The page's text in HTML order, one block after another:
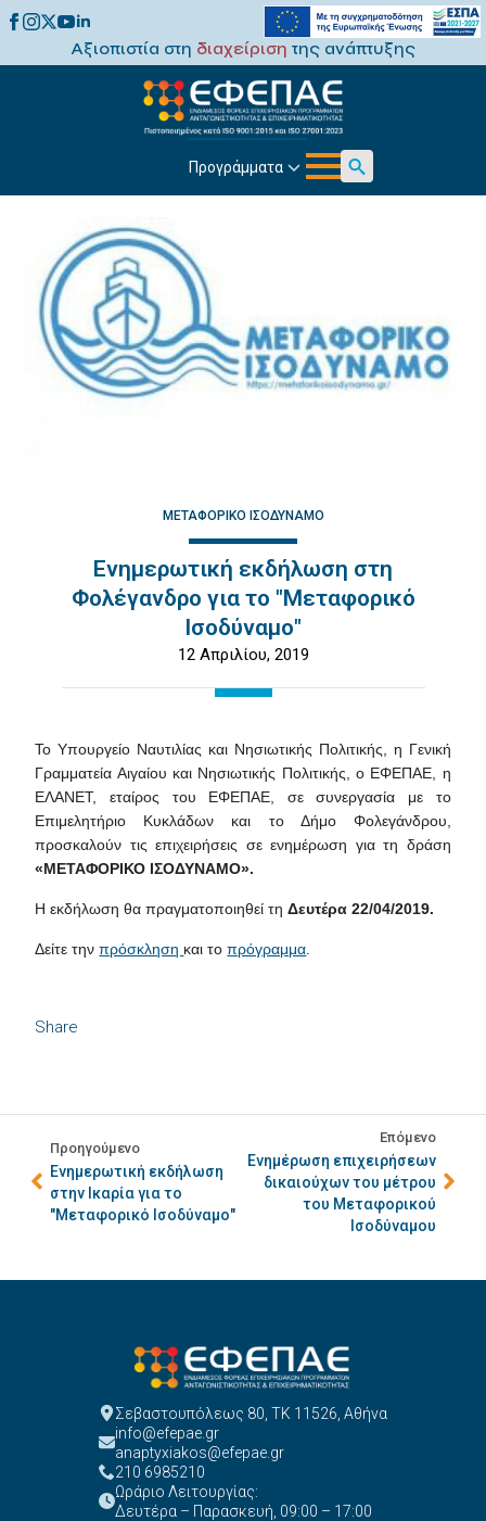
Αξιοπιστία στη διαχείριση της ανάπτυξης
Προγράμματα
Search
ΜΕΤΑΦΟΡΙΚΌ ΙΣΟΔΎΝΑΜΟ
Ενημερωτική εκδήλωση στη
Φολέγανδρο για το "Μεταφορικό
Ισοδύναμο"
12 Απριλίου, 2019
Share
Το Υπουργείο Ναυτιλίας και Νησιωτικής Πολιτικής, η Γενική
Γραμματεία Αιγαίου και Νησιωτικής Πολιτικής, ο ΕΦΕΠΑΕ, η
ΕΛΑΝΕΤ, εταίρος του ΕΦΕΠΑΕ, σε συνεργασία με το
Επιμελητήριο Κυκλάδων και το Δήμο Φολεγάνδρου,
προσκαλούν τις επιχειρήσεις σε ενημέρωση για τη δράση
«ΜΕΤΑΦΟΡΙΚΟ ΙΣΟΔΥΝΑΜΟ».
Η εκδήλωση θα πραγματοποιηθεί τηΔευτέρα 22/04/2019.
Δείτε τηνπρόσκληση και τοπρόγραμμα
Προηγούμενο
Ενημερωτική εκδήλωση
στην Ικαρία για το
"Μεταφορικό Ισοδύναμο"
Επόμενο
Ενημέρωση επιχειρήσεων
δικαιούχων του μέτρου
του Μεταφορικού
Ισοδύναμου
Σεβαστουπόλεως 80, ΤΚ 11526, Αθήνα
info@efepae.gr
anaptyxiakos@efepae.gr
210 6985210
Ωράριο Λειτουργίας:
Δευτέρα – Παρασκευή, 09:00 – 17:00